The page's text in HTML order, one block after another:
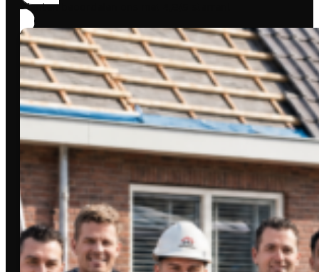
Klanten beoordelen ons met